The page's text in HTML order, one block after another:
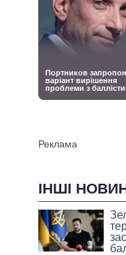
ІНШІ